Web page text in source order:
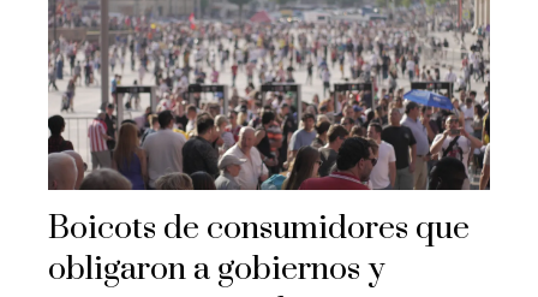
Boicots de consumidores que
obligaron a gobiernos y